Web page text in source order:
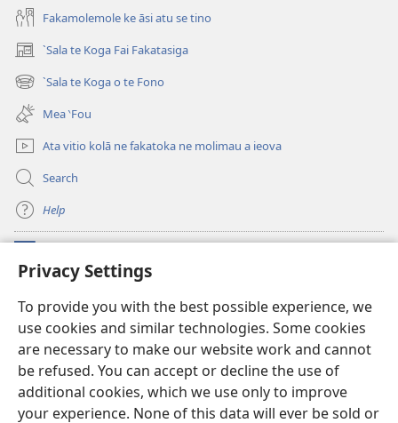
Privacy Settings
To provide you with the best possible experience, we
use cookies and similar technologies. Some cookies
are necessary to make our website work and cannot
be refused. You can accept or decline the use of
additional cookies, which we use only to improve
your experience. None of this data will ever be sold or
Fakamolemole ke āsi atu se tino
`Sala te Koga Fai Fakatasiga
(opens
new
window)
`Sala te Koga o te Fono
(opens
new
window)
Mea ‵Fou
Ata vitio kolā ne fakatoka ne molimau a ieova
Search
Help
(opens
new
Te Fatatusi o te Faleleoleo Maluga i te Itaneti
(opens
new
window)JW Hub
(opens
new
window)Polokalame o te JW Library